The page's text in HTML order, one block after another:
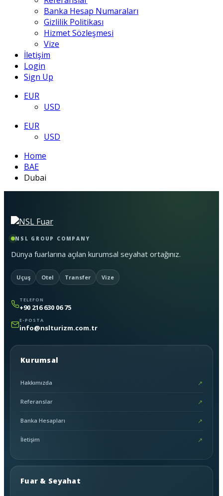
Banka Hesap Numaraları
Gizlilik Politikası
Hizmet Sözleşmesi
Vize
İletişim
Login
Sign Up
EUR
USD
EUR
USD
Home
BAE
Dubai
NSL GROUP COMPANY
Dünya fuarlarına açılan kurumsal seyahat ortağınız.
Uçuş Otel Transfer Vize
TELEFON
+90 216 630 06 75
E-POSTA
info@nslturizm.com.tr
Kurumsal
Hakkımızda ↗
Referanslar ↗
Banka Hesapları ↗
İletişim ↗
Fuar & Seyahat